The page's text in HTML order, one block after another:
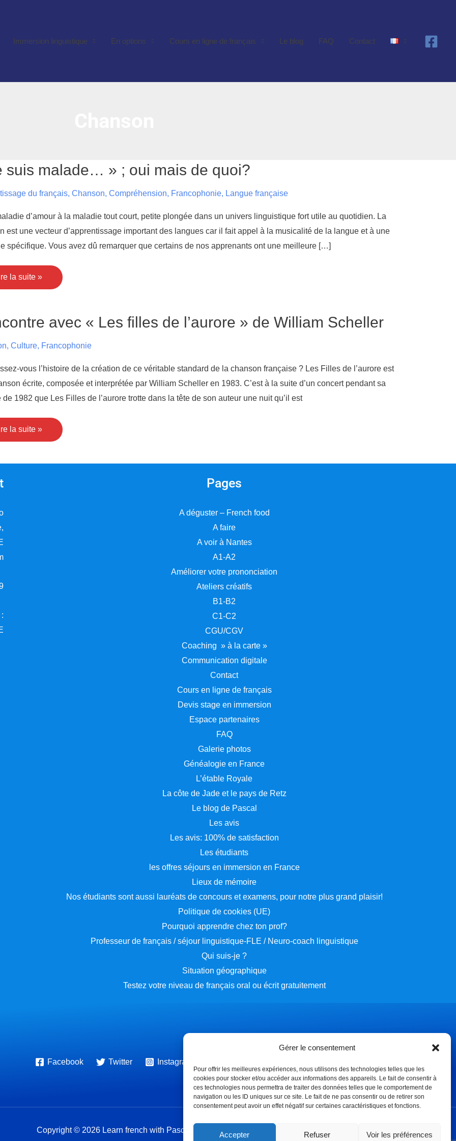
Gérer le consentement
Pour offrir les meilleures expériences, nous utilisons des technologies telles que les
cookies pour stocker et/ou accéder aux informations des appareils. Le fait de consentir à
ces technologies nous permettra de traiter des données telles que le comportement de
navigation ou les ID uniques sur ce site. Le fait de ne pas consentir ou de retirer son
consentement peut avoir un effet négatif sur certaines caractéristiques et fonctions.
Accepter Refuser Voir les préférences
Immersion linguistique En options Cours en ligne de français Le blog FAQ Contact
suis malade… » ; oui mais de quoi?
du français, Chanson, Compréhension, Francophonie, Langue française
d’amour à la maladie tout court, petite plongée dans un univers linguistique fort utile au quotidien. La
est une vecteur d’apprentissage important des langues car il fait appel à la musicalité de la langue et à une
spécifique. Vous avez dû remarquer que certains de nos apprenants ont une meilleure […]
la suite »
avec « Les filles de l’aurore » de William Scheller
, Culture, Francophonie
vous l’histoire de la création de ce véritable standard de la chanson française ? Les Filles de l’aurore est
écrite, composée et interprétée par William Scheller en 1983. C’est à la suite d’un concert pendant sa
de 1982 que Les Filles de l’aurore trotte dans la tête de son auteur une nuit qu’il est
la suite »
Pages
A déguster – French food
A faire
A voir à Nantes
A1-A2
Améliorer votre prononciation
Ateliers créatifs
B1-B2
C1-C2
CGU/CGV
Coaching » à la carte »
Communication digitale
Contact
Cours en ligne de français
Devis stage en immersion
Espace partenaires
FAQ
Galerie photos
Généalogie en France
L’étable Royale
La côte de Jade et le pays de Retz
Le blog de Pascal
Les avis
Les avis: 100% de satisfaction
Les étudiants
les offres séjours en immersion en France
Lieux de mémoire
Nos étudiants sont aussi lauréats de concours et examens, pour notre plus grand plaisir!
Politique de cookies (UE)
Pourquoi apprendre chez ton prof?
Professeur de français / séjour linguistique-FLE / Neuro-coach linguistique
Qui suis-je ?
Situation géographique
Testez votre niveau de français oral ou écrit gratuitement
Facebook Twitter Instagram
Copyright © 2026 Learn french with Pascal